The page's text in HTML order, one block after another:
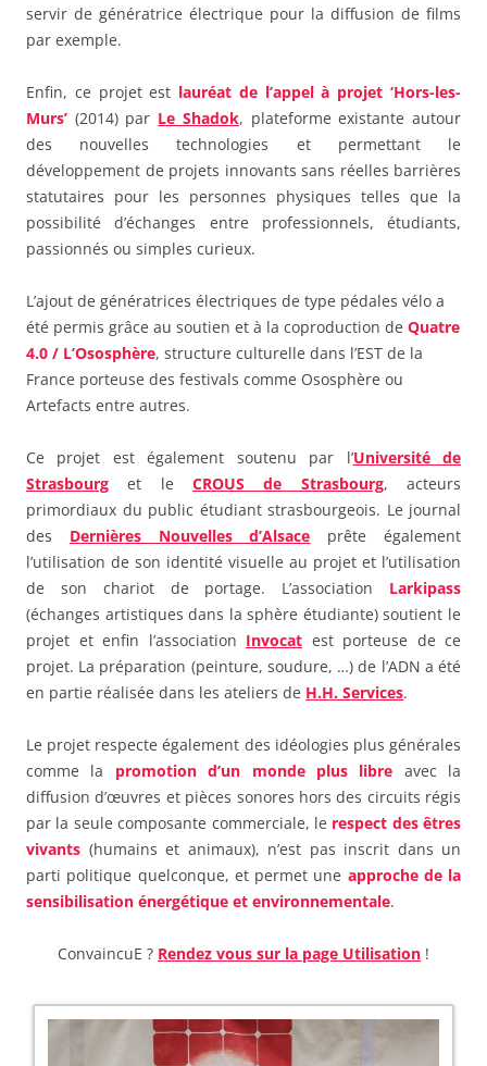
servir de génératrice électrique pour la diffusion de films
par exemple.
Enfin, ce projet est lauréat de l’appel à projet ‘Hors-les-
Murs’ (2014) par Le Shadok, plateforme existante autour
des nouvelles technologies et permettant le
développement de projets innovants sans réelles barrières
statutaires pour les personnes physiques telles que la
possibilité d’échanges entre professionnels, étudiants,
passionnés ou simples curieux.
L’ajout de génératrices électriques de type pédales vélo a
été permis grâce au soutien et à la coproduction de Quatre
4.0 / L’Ososphère, structure culturelle dans l’EST de la
France porteuse des festivals comme Ososphère ou
Artefacts entre autres.
Ce projet est également soutenu par l’Université de
Strasbourg et le CROUS de Strasbourg, acteurs
primordiaux du public étudiant strasbourgeois. Le journal
des Dernières Nouvelles d’Alsace
prête également
l’utilisation de son identité visuelle au projet et l’utilisation
de son chariot de portage. L’association Larkipass
(échanges artistiques dans la sphère étudiante) soutient le
projet et enfin l’association Invocat est porteuse de ce
projet. La préparation (peinture, soudure, …) de l’ADN a été
en partie réalisée dans les ateliers de H.H. Services.
Le projet respecte également des idéologies plus générales
comme la promotion d’un monde plus libre avec la
diffusion d’œuvres et pièces sonores hors des circuits régis
par la seule composante commerciale, le respect des êtres
vivants (humains et animaux), n’est pas inscrit dans un
parti politique quelconque, et permet une approche de la
sensibilisation énergétique et environnementale.
ConvaincuE ? Rendez vous sur la page Utilisation !